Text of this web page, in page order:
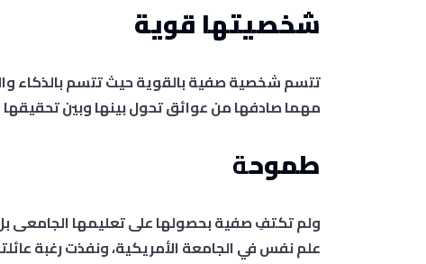
شخصيتها قوية
تتسم شخصية صفية بالقوية حيث تتسم بالذكاء
مهما صادفها من عوائق تحول بينها وبين تحقيقها
طموحة
ولم تكتفِ صفية بحصولها على تعليمها
علم نفس في الجامعة الأمريكية، ونفذت رغبة